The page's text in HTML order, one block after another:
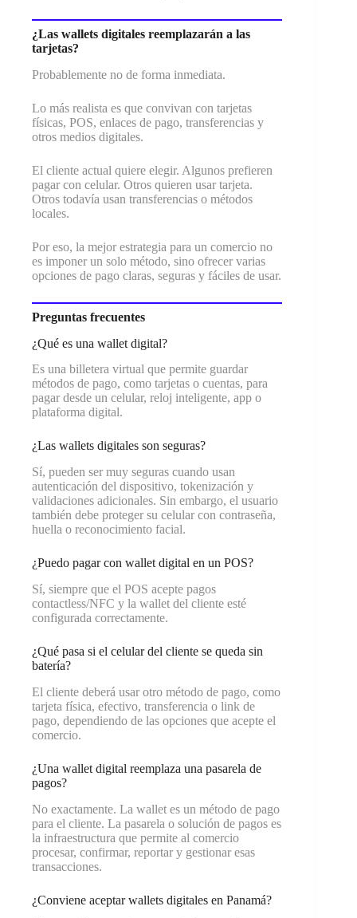
¿Las wallets digitales reemplazarán a las
tarjetas?
Probablemente no de forma inmediata.
Lo más realista es que convivan con tarjetas
físicas, POS, enlaces de pago, transferencias y
otros medios digitales.
El cliente actual quiere elegir. Algunos prefieren
pagar con celular. Otros quieren usar tarjeta.
Otros todavía usan transferencias o métodos
locales.
Por eso, la mejor estrategia para un comercio no
es imponer un solo método, sino ofrecer varias
opciones de pago claras, seguras y fáciles de usar.
Preguntas frecuentes
¿Qué es una wallet digital?
Es una billetera virtual que permite guardar
métodos de pago, como tarjetas o cuentas, para
pagar desde un celular, reloj inteligente, app o
plataforma digital.
¿Las wallets digitales son seguras?
Sí, pueden ser muy seguras cuando usan
autenticación del dispositivo, tokenización y
validaciones adicionales. Sin embargo, el usuario
también debe proteger su celular con contraseña,
huella o reconocimiento facial.
¿Puedo pagar con wallet digital en un POS?
Sí, siempre que el POS acepte pagos
contactless/NFC y la wallet del cliente esté
configurada correctamente.
¿Qué pasa si el celular del cliente se queda sin
batería?
El cliente deberá usar otro método de pago, como
tarjeta física, efectivo, transferencia o link de
pago, dependiendo de las opciones que acepte el
comercio.
¿Una wallet digital reemplaza una pasarela de
pagos?
No exactamente. La wallet es un método de pago
para el cliente. La pasarela o solución de pagos es
la infraestructura que permite al comercio
procesar, confirmar, reportar y gestionar esas
transacciones.
¿Conviene aceptar wallets digitales en Panamá?